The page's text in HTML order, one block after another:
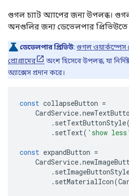
গুগল চ্যাট অ্যাপের জন্য উপলব্ধ।
অনগুলির জন্য ডেভেলপার প্রিভিউতে
ডেভেলপার প্রিভিউ: গুগল ওয়ার্কস্পেস
প্রোগ্রামের
অংশ হিসেবে উপলব্ধ, যা
অ্যাক্সেস প্রদান করে।
const collapseButton =
CardService.
. setTextButtonStyle(
. setText( 'show less'
const expandButton =
CardService.
.
. setMaterialIcon(